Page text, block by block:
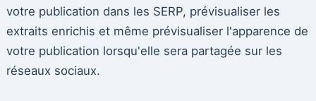
votre publication dans les SERP, prévisualiser les
extraits enrichis et même prévisualiser l'apparence de
votre publication lorsqu'elle sera partagée sur les
réseaux sociaux.